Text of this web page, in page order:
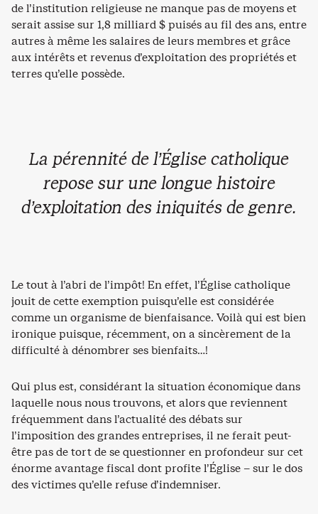
de l’institution religieuse ne manque pas de moyens et
serait assise sur 1,8 milliard $ puisés au fil des ans, entre
autres à même les salaires de leurs membres et grâce
aux intérêts et revenus d’exploitation des propriétés et
terres qu’elle possède.
La pérennité de l’Église catholique
repose sur une longue histoire
d’exploitation des iniquités de genre.
Le tout à l’abri de l’impôt! En effet, l’Église catholique
jouit de cette exemption puisqu’elle est considérée
comme un organisme de bienfaisance. Voilà qui est bien
ironique puisque, récemment, on a sincèrement de la
difficulté à dénombrer ses bienfaits…!
Qui plus est, considérant la situation économique dans
laquelle nous nous trouvons, et alors que reviennent
fréquemment dans l’actualité des débats sur
l’imposition des grandes entreprises, il ne ferait peut-
être pas de tort de se questionner en profondeur sur cet
énorme avantage fiscal dont profite l’Église – sur le dos
des victimes qu’elle refuse d’indemniser.